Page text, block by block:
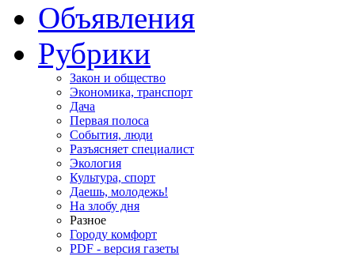
Объявления
Рубрики
Закон и общество
Экономика, транспорт
Дача
Первая полоса
События, люди
Разъясняет специалист
Экология
Культура, спорт
Даешь, молодежь!
На злобу дня
Разное
Городу комфорт
PDF - версия газеты